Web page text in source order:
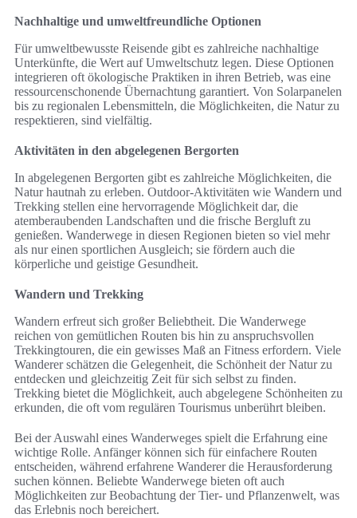
Nachhaltige und umweltfreundliche Optionen
Für umweltbewusste Reisende gibt es zahlreiche nachhaltige
Unterkünfte, die Wert auf Umweltschutz legen. Diese Optionen
integrieren oft ökologische Praktiken in ihren Betrieb, was eine
ressourcenschonende Übernachtung garantiert. Von Solarpanelen
bis zu regionalen Lebensmitteln, die Möglichkeiten, die Natur zu
respektieren, sind vielfältig.
Aktivitäten in den abgelegenen Bergorten
In abgelegenen Bergorten gibt es zahlreiche Möglichkeiten, die
Natur hautnah zu erleben. Outdoor-Aktivitäten wie Wandern und
Trekking stellen eine hervorragende Möglichkeit dar, die
atemberaubenden Landschaften und die frische Bergluft zu
genießen. Wanderwege in diesen Regionen bieten so viel mehr
als nur einen sportlichen Ausgleich; sie fördern auch die
körperliche und geistige Gesundheit.
Wandern und Trekking
Wandern erfreut sich großer Beliebtheit. Die Wanderwege
reichen von gemütlichen Routen bis hin zu anspruchsvollen
Trekkingtouren, die ein gewisses Maß an Fitness erfordern. Viele
Wanderer schätzen die Gelegenheit, die Schönheit der Natur zu
entdecken und gleichzeitig Zeit für sich selbst zu finden.
Trekking bietet die Möglichkeit, auch abgelegene Schönheiten zu
erkunden, die oft vom regulären Tourismus unberührt bleiben.
Bei der Auswahl eines Wanderweges spielt die Erfahrung eine
wichtige Rolle. Anfänger können sich für einfachere Routen
entscheiden, während erfahrene Wanderer die Herausforderung
suchen können. Beliebte Wanderwege bieten oft auch
Möglichkeiten zur Beobachtung der Tier- und Pflanzenwelt, was
das Erlebnis noch bereichert.